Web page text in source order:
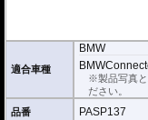
ーパークリアとアンチグレ
利用いただけます。
適合車種
BMW
※製品写真と
ださい。
品番
PASP137